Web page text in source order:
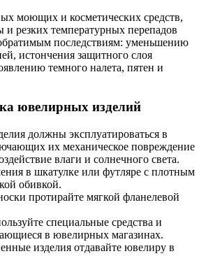
моющих и косметических средств,
резких температурных перепадов
последствиям: уменьшению
истончения защитного слоя
темного налета, пятен и
ювелирных изделий
должны эксплуатироваться в
их механическое повреждение
влаги и солнечного света.
в шкатулке или футляре с плотным
обивкой.
протирайте мягкой фланелевой
специальные средства и
в ювелирных магазинах.
изделия отдавайте ювелиру в